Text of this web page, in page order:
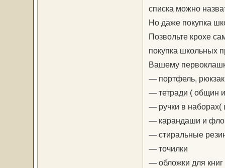
списка можно
Но даже покупка
Позвольте крохе
покупка школьных
Вашему
— портфель,
— тетради ( общин и
— ручки в наборах(
— карандаши и
— стиральные
— точилки
— обложки для книг